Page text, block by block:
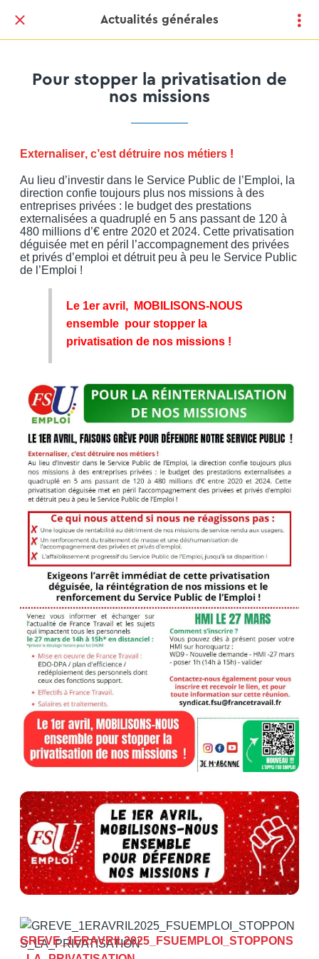
Actualités générales
Pour stopper la privatisation de
nos missions
Externaliser, c’est détruire nos métiers !
Au lieu d’investir dans le Service Public de l’Emploi, la
direction confie toujours plus nos missions à des
entreprises privées : le budget des prestations
externalisées a quadruplé en 5 ans passant de 120 à
480 millions d’€ entre 2020 et 2024. Cette privatisation
déguisée met en péril l’accompagnement des privées
et privés d’emploi et détruit peu à peu le Service Public
de l’Emploi !
Le 1er avril, MOBILISONS-NOUS
ensemble pour stopper la
privatisation de nos missions !
GREVE_1ERAVRIL2025_FSUEMPLOI_STOPPONS